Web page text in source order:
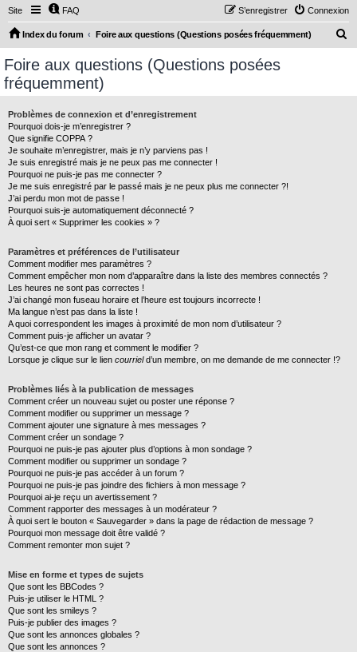
Site FAQ Connexion
S’enregistrer
Index du forum Foire aux questions (Questions posées fréquemment)
Foire aux questions (Questions posées
fréquemment)
Problèmes de connexion et d’enregistrement
Pourquoi dois-je m’enregistrer ?
Que signifie COPPA ?
Je souhaite m’enregistrer, mais je n’y parviens pas !
Je suis enregistré mais je ne peux pas me connecter !
Pourquoi ne puis-je pas me connecter ?
Je me suis enregistré par le passé mais je ne peux plus me connecter ?!
J’ai perdu mon mot de passe !
Pourquoi suis-je automatiquement déconnecté ?
À quoi sert « Supprimer les cookies » ?
Paramètres et préférences de l’utilisateur
Comment modifier mes paramètres ?
Comment empêcher mon nom d’apparaître dans la liste des membres connectés ?
Les heures ne sont pas correctes !
J’ai changé mon fuseau horaire et l’heure est toujours incorrecte !
Ma langue n’est pas dans la liste !
A quoi correspondent les images à proximité de mon nom d’utilisateur ?
Comment puis-je afficher un avatar ?
Qu’est-ce que mon rang et comment le modifier ?
Lorsque je clique sur le lien courrield’un membre, on me demande de me connecter !?
Problèmes liés à la publication de messages
Comment créer un nouveau sujet ou poster une réponse ?
Comment modifier ou supprimer un message ?
Comment ajouter une signature à mes messages ?
Comment créer un sondage ?
Pourquoi ne puis-je pas ajouter plus d’options à mon sondage ?
Comment modifier ou supprimer un sondage ?
Pourquoi ne puis-je pas accéder à un forum ?
Pourquoi ne puis-je pas joindre des fichiers à mon message ?
Pourquoi ai-je reçu un avertissement ?
Comment rapporter des messages à un modérateur ?
À quoi sert le bouton « Sauvegarder » dans la page de rédaction de message ?
Pourquoi mon message doit être validé ?
Comment remonter mon sujet ?
Mise en forme et types de sujets
Que sont les BBCodes ?
Puis-je utiliser le HTML ?
Que sont les smileys ?
Puis-je publier des images ?
Que sont les annonces globales ?
Que sont les annonces ?